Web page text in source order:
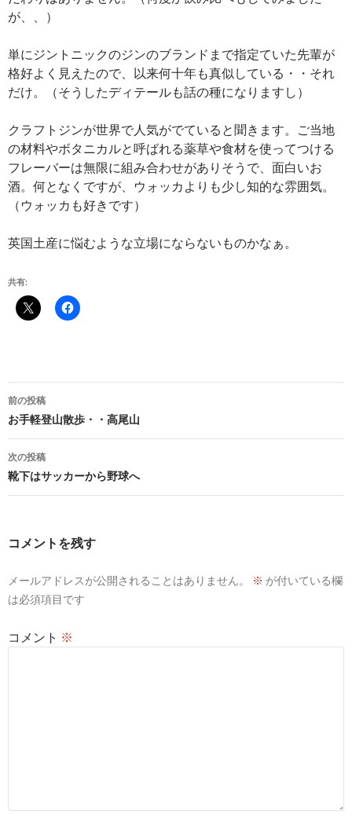
が、、）
単にジントニックのジンのブランドまで指定ていた先輩が
格好よく見えたので、以来何十年も真似している・・それ
だけ。（そうしたディテールも話の種になりますし）
クラフトジンが世界で人気がでていると聞きます。ご当地
の材料やボタニカルと呼ばれる薬草や食材を使ってつける
フレーバーは無限に組み合わせがありそうで、面白いお
酒。何となくですが、ウォッカよりも少し知的な雰囲気。
（ウォッカも好きです）
英国土産に悩むような立場にならないものかなぁ。
共有:
投
稿
ナ
ビ
ゲ
ョ
前の投稿
お手軽登山散歩・・高尾山
次の投稿
靴下はサッカーから野球へ
コメントを残す
メールアドレスが公開されることはありません。 ※ が付いている欄
は必須項目です
コメント ※